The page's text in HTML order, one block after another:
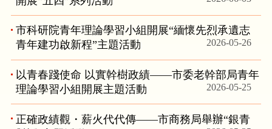
市科研院青年理論學習小組開展“緬懷先烈承遺志
青年建功啟新程”主題活動
2026-05-26
以青春踐使命 以實幹樹政績——市委老幹部局青年
理論學習小組開展主題活動
2026-05-25
正確政績觀・薪火代代傳——市商務局舉辦“銀青